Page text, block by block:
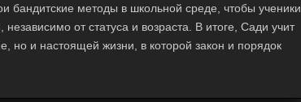
бандитские методы в школьной среде, чтобы ученики
от статуса и возраста. В итоге, Сади учит
но и настоящей жизни, в которой закон и порядок